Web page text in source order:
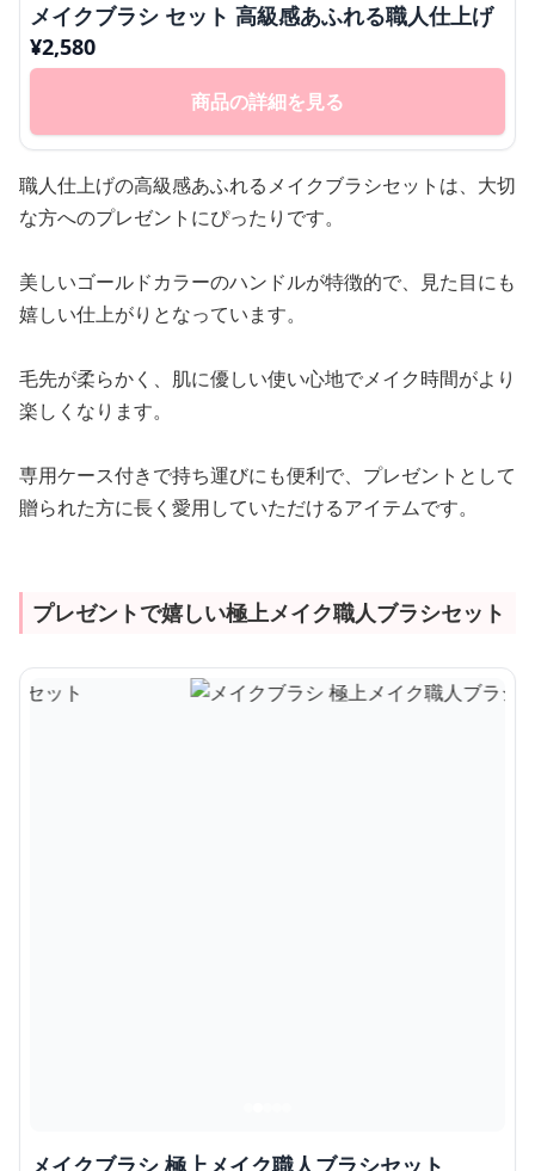
メイクブラシ セット 高級感あふれる職人仕上げ
¥2,580
商品の詳細を見る
職人仕上げの高級感あふれるメイクブラシセットは、大切
な方へのプレゼントにぴったりです。
美しいゴールドカラーのハンドルが特徴的で、見た目にも
嬉しい仕上がりとなっています。
毛先が柔らかく、肌に優しい使い心地でメイク時間がより
楽しくなります。
専用ケース付きで持ち運びにも便利で、プレゼントとして
贈られた方に長く愛用していただけるアイテムです。
プレゼントで嬉しい極上メイク職人ブラシセット